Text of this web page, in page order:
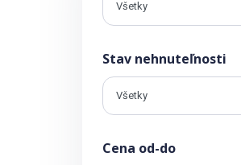
Stav nehnuteľnosti
Cena od-do